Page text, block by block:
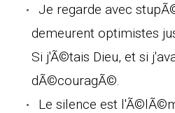
Je regarde avec
demeurent optimistes
Si j'Ã©tais Dieu, et si
dÃ©couragÃ©.
Le silence est